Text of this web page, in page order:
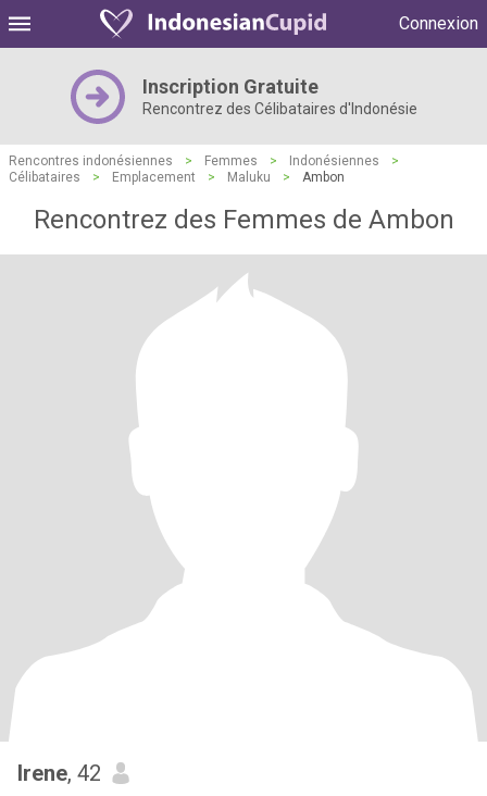
Connexion
Inscription Gratuite
Rencontrez des Célibataires d'Indonésie
Rencontres indonésiennes > Femmes > Indonésiennes
>
Célibataires
> Emplacement > Maluku > Ambon
Rencontrez des Femmes de Ambon
Irene, 42